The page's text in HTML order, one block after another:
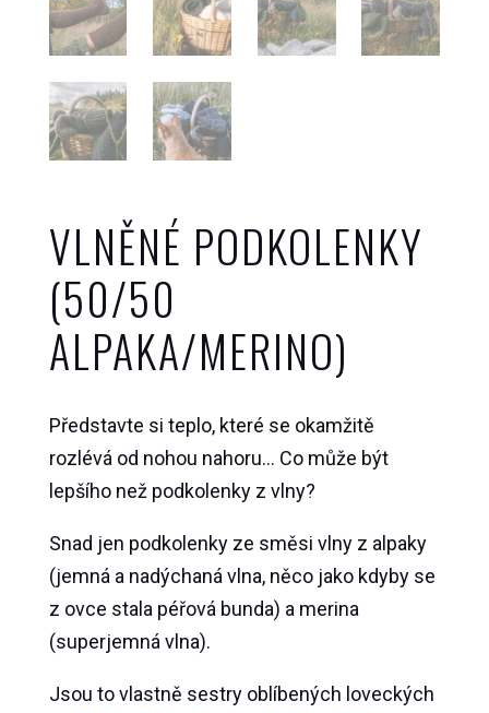
VLNĚNÉ PODKOLENKY
(50/50
ALPAKA/MERINO)
Představte si teplo, které se okamžitě
rozlévá od nohou nahoru… Co může být
lepšího než podkolenky z vlny?
Snad jen podkolenky ze směsi vlny z alpaky
(jemná a nadýchaná vlna, něco jako kdyby se
z ovce stala péřová bunda) a merina
(superjemná vlna).
Jsou to vlastně sestry oblíbených loveckých